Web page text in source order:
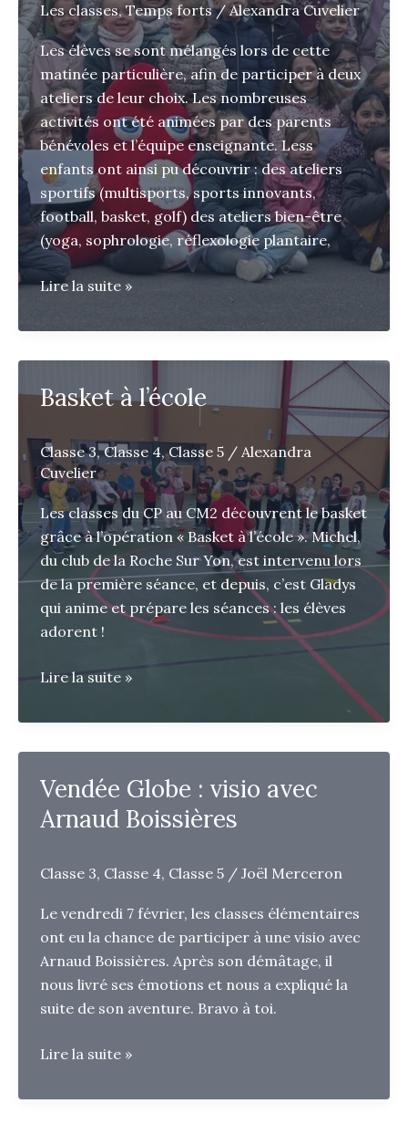
Les classes,Temps forts/Alexandra Cuvelier
Les élèves se sont mélangés lors de cette
matinée particulière, afin de participer à deux
ateliers de leur choix. Les nombreuses
activités ont été animées par des parents
bénévoles et l’équipe enseignante. Less
enfants ont ainsi pu découvrir : des ateliers
sportifs (multisports, sports innovants,
football, basket, golf) des ateliers bien-être
(yoga, sophrologie, réflexologie plantaire,
Matinée
:
Bien
sa
bien
dans
son
corps
Lire la suite »
Basket à l’école
Classe 3,Classe 4,Classe 5 / Alexandra
Cuvelier
Les classes du CP au CM2 découvrent le basket
grâce à l’opération « Basket à l’école ». Michel,
du club de la Roche Sur Yon, est intervenu lors
de la première séance, et depuis, c’est Gladys
qui anime et prépare les séances : les élèves
adorent !
Basket
l’école
Lire la suite »
Vendée Globe : visio avec
Arnaud Boissières
Classe 3, Classe 4, Classe 5 / Joël Merceron
Le vendredi 7 février, les classes élémentaires
ont eu la chance de participer à une visio avec
Arnaud Boissières. Après son démâtage, il
nous livré ses émotions et nous a expliqué la
suite de son aventure. Bravo à toi.
Vendée
:
Lire la suite »